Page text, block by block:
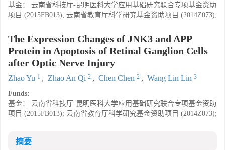
基金： 云南省科技厅-昆明医科大学应用基础研究联合专项基金资助
项目 (2015FB013); 云南省教育厅科学研究基金资助项目 (2014Z073);
The Expression Changes of JNK3 and APP
Protein in Apoptosis of Retinal Ganglion Cells
after Optic Nerve Injury
Zhao Yu 1 , Zhao An Qi 2 , Chen Chen 2 , Wang Lin Lin 3
Funds:
基金： 云南省科技厅-昆明医科大学应用基础研究联合专项基金资助
项目 (2015FB013); 云南省教育厅科学研究基金资助项目 (2014Z073);
摘要